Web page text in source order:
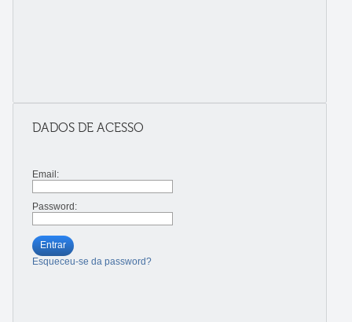
DADOS DE ACESSO
Email:
Password:
Entrar
Esqueceu-se da password?